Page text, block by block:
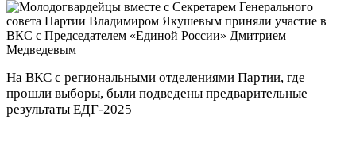
На ВКС с региональными отделениями Партии, где
прошли выборы, были подведены предварительные
результаты ЕДГ-2025